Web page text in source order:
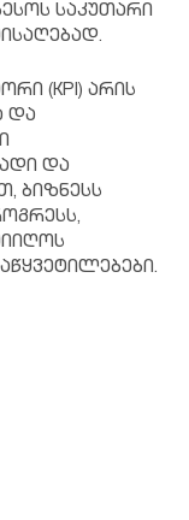
საკუთარი
(KPI) არის
და
და
ბიზნესს